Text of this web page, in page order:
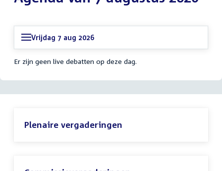
Vrijdag 7 aug 2026
Er zijn geen live debatten op deze dag.
Plenaire vergaderingen